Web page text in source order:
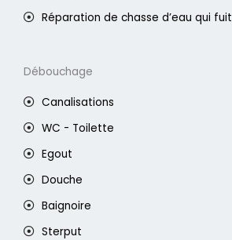
Réparation de chasse d’eau qui fuit
Débouchage
Canalisations
WC - Toilette
Egout
Douche
Baignoire
Sterput